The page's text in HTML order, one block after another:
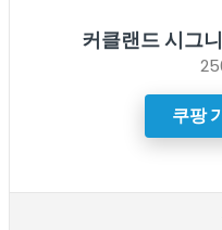
커클랜드 시그
쿠팡